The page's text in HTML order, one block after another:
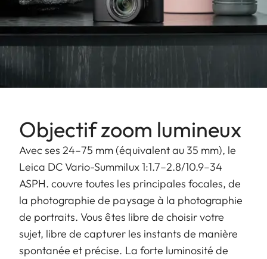
Objectif zoom lumineux
Avec ses 24–75 mm (équivalent au 35 mm), le
Leica DC Vario-Summilux 1:1.7–2.8/10.9–34
ASPH. couvre toutes les principales focales, de
la photographie de paysage à la photographie
de portraits. Vous êtes libre de choisir votre
sujet, libre de capturer les instants de manière
spontanée et précise. La forte luminosité de